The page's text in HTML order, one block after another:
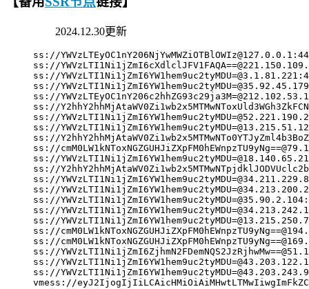
2024.12.30更新
ss://YWVzLTEyOC1nY206NjYwMWZiOTBlOWIz@127.0.0.1
ss://
ss://YWVzLTI1Ni1jZmI6YW1hem9uc2tyMDU=@3.1.81.221
ss://YWVzLTI1Ni1jZmI6YW1hem9uc2tyMDU=@35.92.45.179
ss://
ss://
ss://
ss://
ss://
ss://
ss://
ss://
ss://
ss://
ss://YWVzLTI1Ni1jZmI6YW1hem9uc2tyMDU=@35.90.2.104
ss://
ss://
ss://
ss://
ss://
ss://
ss://
vmess://